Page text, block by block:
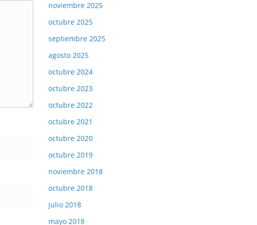
noviembre 2025
octubre 2025
septiembre 2025
agosto 2025
octubre 2024
octubre 2023
octubre 2022
octubre 2021
octubre 2020
octubre 2019
noviembre 2018
octubre 2018
julio 2018
mayo 2018